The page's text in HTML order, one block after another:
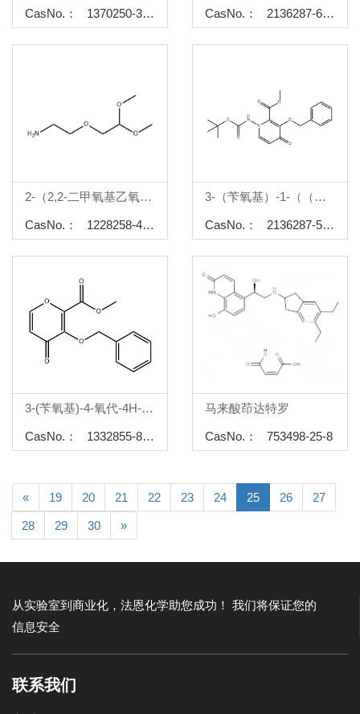
CasNo.： 1370250-39-7 CasNo.： 2136287-61-9
2-（2,2-二甲氧基乙氧基）乙胺
CasNo.： 1228258-40-9
3-（苄氧基）-1-（（（叔丁氧基羰基）氨基）-4-氧代-1,4-二氢吡啶-2-羧酸甲酯
CasNo.： 2136287-59-5
3-(苄氧基)-4-氧代-4H-吡喃-2-羧酸甲酯
CasNo.： 1332855-89-6
马来酸茚达特罗
CasNo.： 753498-25-8
« 19 20 21 22 23 24 25 26 27
28 29 30 »
从实验室到商业化，法恩化学助您成功！ 我们将保证您的
信息安全
联系我们